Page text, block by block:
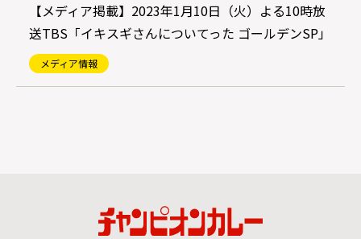
【メディア掲載】2023年1月10日（火）よる10時放
送TBS「イキスギさんについてった ゴールデンSP」
メディア情報